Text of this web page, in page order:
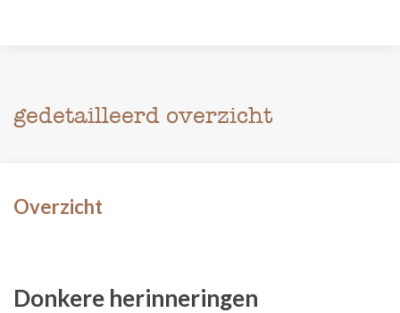
gedetailleerd overzicht
Overzicht
Donkere herinneringen